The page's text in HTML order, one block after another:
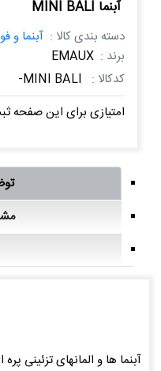
آبنما MINI BALI
دسته بندی کالا : آبنما و
برند : EMAUX
کدکالا : MINI BALI-
امتیازی برای این صفحه
آبنما ها و المانهای تزئینی